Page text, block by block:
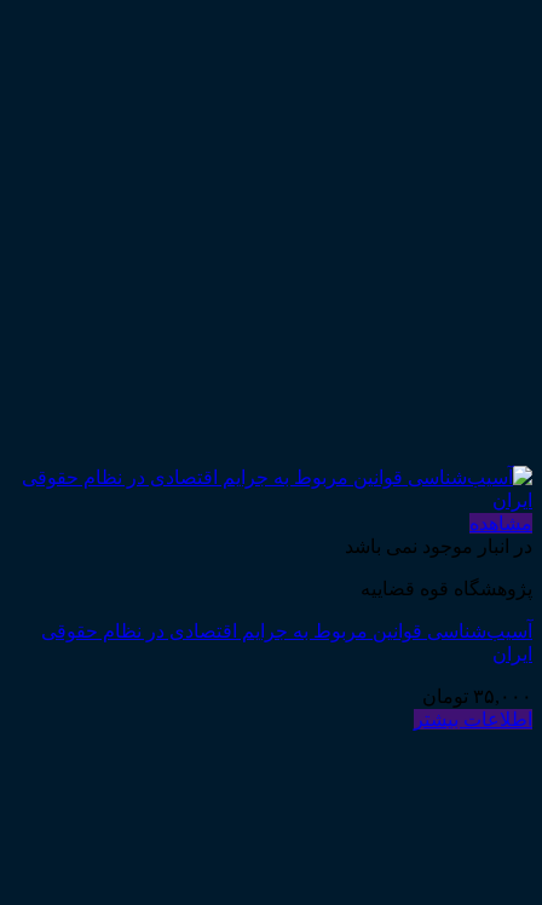
مشاهده
در انبار موجود نمی باشد
پژوهشگاه قوه قضاییه
آسیب‌شناسی قوانین مربوط به جرایم اقتصادی در نظام حقوقی
ایران
۳۵,۰۰۰ تومان
اطلاعات بیشتر